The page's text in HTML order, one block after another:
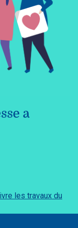
a
les travaux du